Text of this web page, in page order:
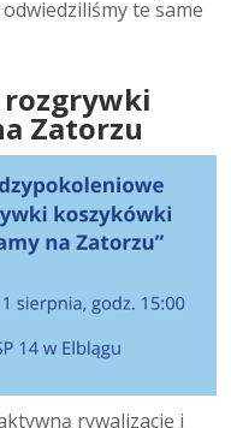
te same
Zatorzu
rywalizację i